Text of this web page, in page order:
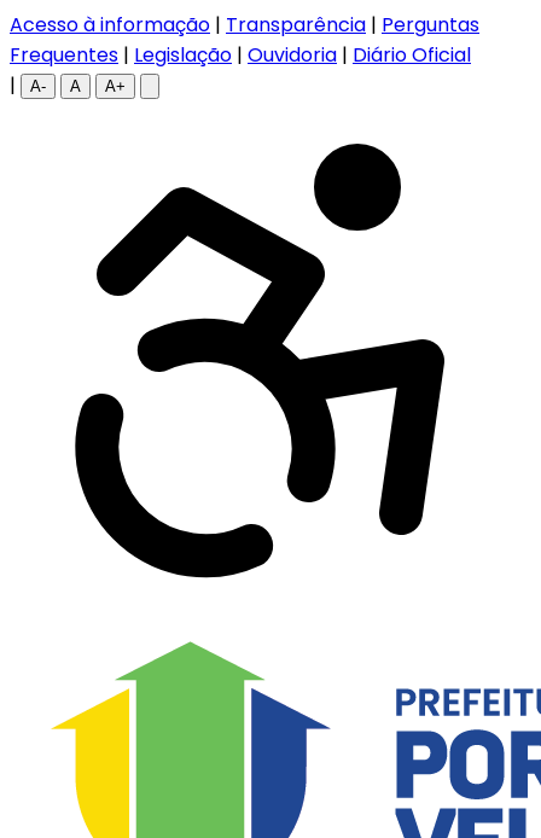
Acesso à informação | Transparência | Perguntas
Frequentes | Legislação | Ouvidoria | Diário Oficial
|
A- A A+